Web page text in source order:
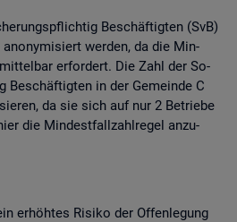
Be­schäf­tig­ten (SvB)
an­ony­mi­siert wer­den, da die Min­
er­for­dert. Die Zahl der So­
Be­schäf­tig­ten in der Ge­mein­de C
da sie sich auf nur 2 Be­trie­be
die Min­dest­fall­zahl­re­gel an­zu­
er­höh­tes Ri­si­ko der Of­fen­le­gung